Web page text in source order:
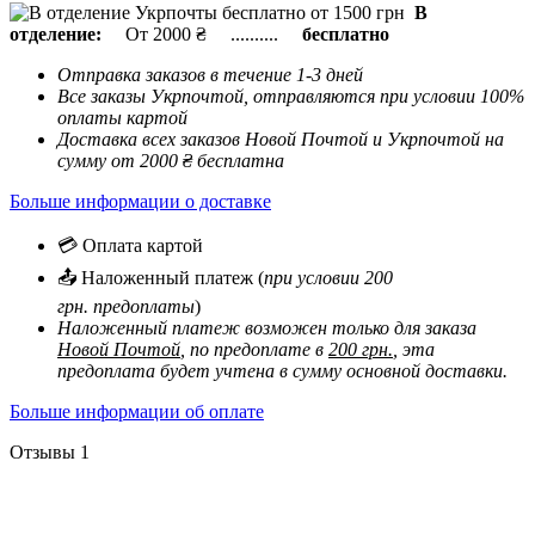
В
отделение: От 2000 ₴ .......... бесплатно
Отправка заказов в течение 1-3 дней
Все заказы Укрпочтой, отправляются при условии 100%
оплаты картой
Доставка всех заказов Новой Почтой и Укрпочтой на
сумму от 2000 ₴ бесплатна
Больше информации о доставке
💳 Оплата картой
📤 Наложенный платеж (при условии 200
грн. предоплаты)
Наложенный платеж возможен только для заказа
Новой Почтой , по предоплате в 200 грн. , эта
предоплата будет учтена в сумму основной доставки.
Больше информации об оплате
Отзывы 1